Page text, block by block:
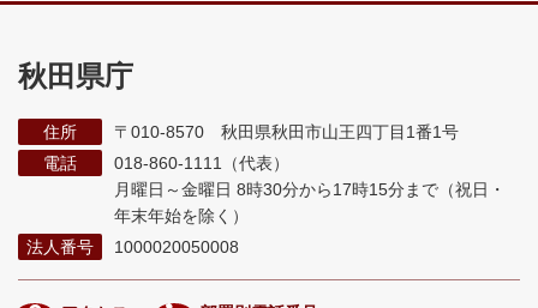
秋田県庁
住所
〒010-8570 秋田県秋田市山王四丁目1番1号
電話
018-860-1111（代表）
月曜日～金曜日 8時30分から17時15分まで （祝日・
年末年始を除く）
法人番号
1000020050008